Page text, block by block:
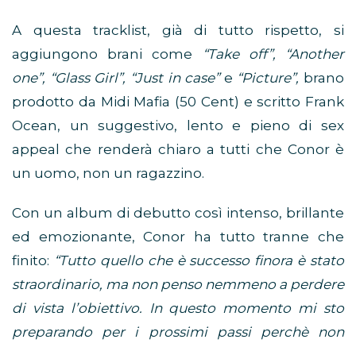
A questa tracklist, già di tutto rispetto, si
aggiungono brani come “Take off”, “Another
one”, “Glass Girl”, “Just in case”e “Picture”, brano
prodotto da Midi Mafia (50 Cent) e scritto Frank
Ocean, un suggestivo, lento e pieno di sex
appeal che renderà chiaro a tutti che Conor è
un uomo, non un ragazzino.
Con un album di debutto così intenso, brillante
ed emozionante, Conor ha tutto tranne che
finito: “Tutto quello che è successo finora è stato
straordinario, ma non penso nemmeno a perdere
di vista l’obiettivo. In questo momento mi sto
preparando per i prossimi passi perchè non